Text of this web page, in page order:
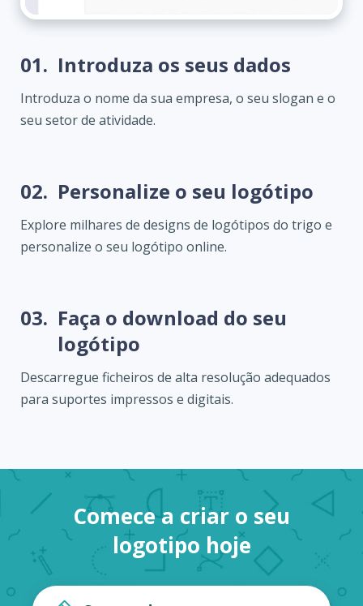
01. Introduza os seus dados
Introduza o nome da sua empresa, o seu slogan e o
seu setor de atividade.
02. Personalize o seu logótipo
Explore milhares de designs de logótipos do trigo e
personalize o seu logótipo online.
03. Faça o download do seu
logótipo
Descarregue ficheiros de alta resolução adequados
para suportes impressos e digitais.
Comece a criar o seu
logotipo hoje